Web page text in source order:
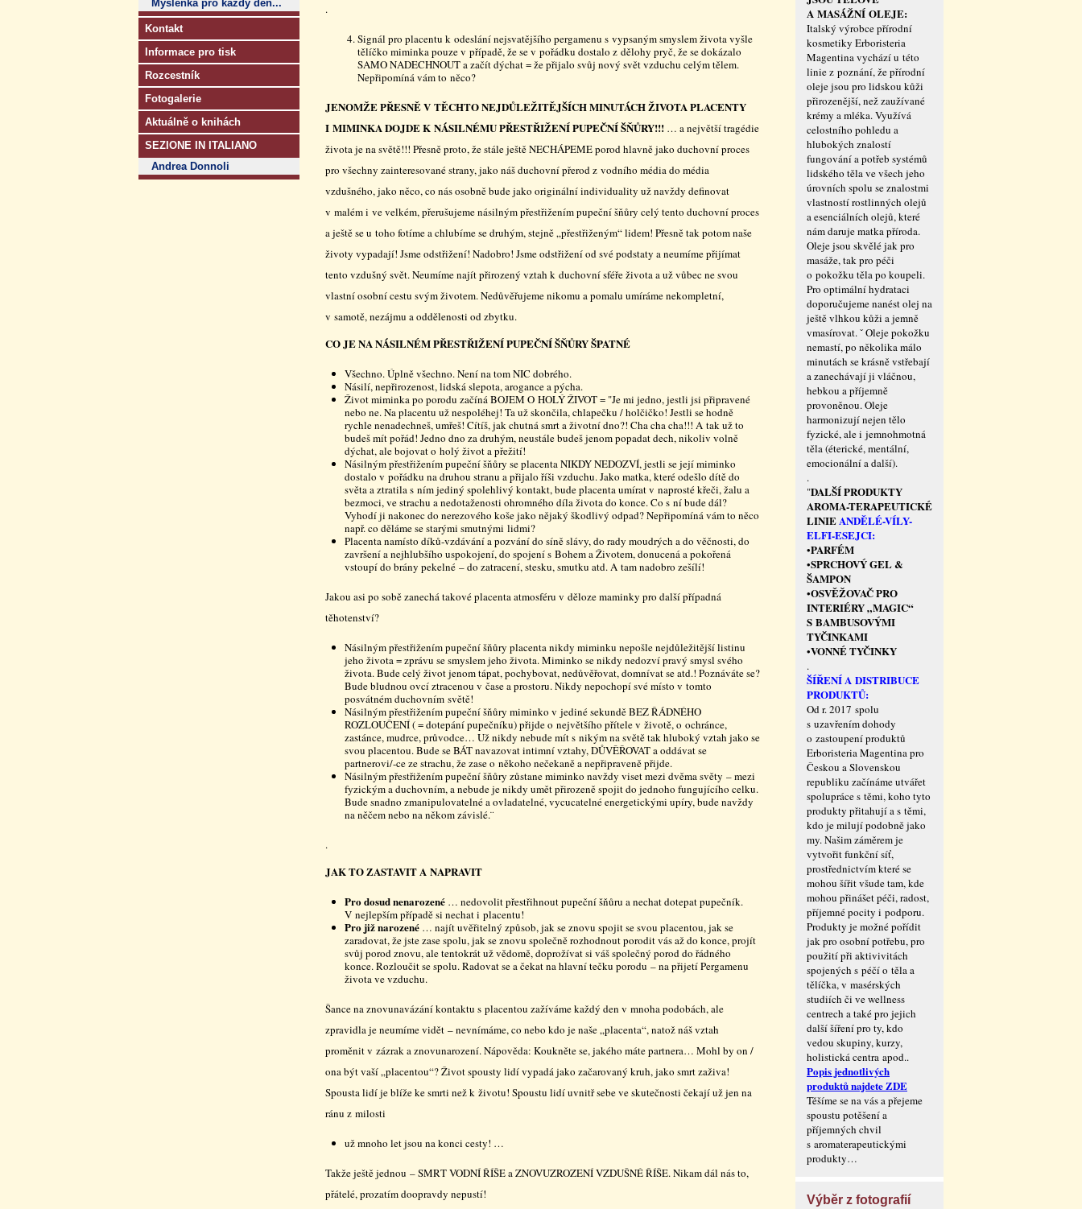
Myšlenka pro každý den...
Kontakt
Informace pro tisk
Rozcestník
Fotogalerie
Aktuálně o knihách
SEZIONE IN ITALIANO
Andrea Donnoli
.
Signál pro placentu k odeslání nejsvatějšího pergamenu s vypsaným smyslem života vyšle
tělíčko miminka pouze v případě, že se v pořádku dostalo z dělohy pryč, že se dokázalo
SAMO NADECHNOUT a začít dýchat = že přijalo svůj nový svět vzduchu celým tělem.
Nepřipomíná vám to něco?
JENOMŽE PŘESNĚ V TĚCHTO NEJDŮLEŽITĚJŠÍCH MINUTÁCH ŽIVOTA PLACENTY
I MIMINKA DOJDE K NÁSILNÉMU PŘESTŘIŽENÍ PUPEČNÍ ŠŇŮRY!!! … a největší tragédie
života je na světě!!! Přesně proto, že stále ještě NECHÁPEME porod hlavně jako duchovní proces
pro všechny zainteresované strany, jako náš duchovní přerod z vodního média do média
vzdušného, jako něco, co nás osobně bude jako originální individuality už navždy definovat
v malém i ve velkém, přerušujeme násilným přestřižením pupeční šňůry celý tento duchovní proces
a ještě se u toho fotíme a chlubíme se druhým, stejně „přestřiženým“ lidem! Přesně tak potom naše
životy vypadají! Jsme odstřižení! Nadobro! Jsme odstřižení od své podstaty a neumíme přijímat
tento vzdušný svět. Neumíme najít přirozený vztah k duchovní sféře života a už vůbec ne svou
vlastní osobní cestu svým životem. Nedůvěřujeme nikomu a pomalu umíráme nekompletní,
v samotě, nezájmu a oddělenosti od zbytku.
CO JE NA NÁSILNÉM PŘESTŘIŽENÍ PUPEČNÍ ŠŇŮRY ŠPATNÉ
Všechno. Úplně všechno. Není na tom NIC dobrého.
Násilí, nepřirozenost, lidská slepota, arogance a pýcha.
Život miminka po porodu začíná BOJEM O HOLÝ ŽIVOT = "Je mi jedno, jestli jsi připravené
nebo ne. Na placentu už nespoléhej! Ta už skončila, chlapečku / holčičko! Jestli se hodně
rychle nenadechneš, umřeš! Cítíš, jak chutná smrt a životní dno?! Cha cha cha!!! A tak už to
budeš mít pořád! Jedno dno za druhým, neustále budeš jenom popadat dech, nikoliv volně
dýchat, ale bojovat o holý život a přežití!
Násilným přestřižením pupeční šňůry se placenta NIKDY NEDOZVÍ, jestli se její miminko
dostalo v pořádku na druhou stranu a přijalo říši vzduchu. Jako matka, které odešlo dítě do
světa a ztratila s ním jediný spolehlivý kontakt, bude placenta umírat v naprosté křeči, žalu a
bezmoci, ve strachu a nedotaženosti ohromného díla života do konce. Co s ní bude dál?
Vyhodí ji nakonec do nerezového koše jako nějaký škodlivý odpad? Nepřipomíná vám to něco
např. co děláme se starými smutnými lidmi?
Placenta namísto díků-vzdávání a pozvání do síně slávy, do rady moudrých a do věčnosti, do
završení a nejhlubšího uspokojení, do spojení s Bohem a Životem, donucená a pokořená
vstoupí do brány pekelné – do zatracení, stesku, smutku atd. A tam nadobro zešílí!
Jakou asi po sobě zanechá takové placenta atmosféru v děloze maminky pro další případná
těhotenství?
Násilným přestřižením pupeční šňůry placenta nikdy miminku nepošle nejdůležitější listinu
jeho života = zprávu se smyslem jeho života. Miminko se nikdy nedozví pravý smysl svého
života. Bude celý život jenom tápat, pochybovat, nedůvěřovat, domnívat se atd.! Poznáváte se?
Bude bludnou ovcí ztracenou v čase a prostoru. Nikdy nepochopí své místo v tomto
posvátném duchovním světě!
Násilným přestřižením pupeční šňůry miminko v jediné sekundě BEZ ŘÁDNÉHO
ROZLOUČENÍ ( = dotepání pupečníku) přijde o největšího přítele v životě, o ochránce,
zastánce, mudrce, průvodce… Už nikdy nebude mít s nikým na světě tak hluboký vztah jako se
svou placentou. Bude se BÁT navazovat intimní vztahy, DŮVĚŘOVAT a oddávat se
partnerovi/-ce ze strachu, že zase o někoho nečekaně a nepřipraveně přijde.
Násilným přestřižením pupeční šňůry zůstane miminko navždy viset mezi dvěma světy – mezi
fyzickým a duchovním, a nebude je nikdy umět přirozeně spojit do jednoho fungujícího celku.
Bude snadno zmanipulovatelné a ovladatelné, vycucatelné energetickými upíry, bude navždy
na něčem nebo na někom závislé.¨
.
JAK TO ZASTAVIT A NAPRAVIT
Pro dosud nenarozené … nedovolit přestřihnout pupeční šňůru a nechat dotepat pupečník.
V nejlepším případě si nechat i placentu!
Pro již narozené … najít uvěřitelný způsob, jak se znovu spojit se svou placentou, jak se
zaradovat, že jste zase spolu, jak se znovu společně rozhodnout porodit vás až do konce, projít
svůj porod znovu, ale tentokrát už vědomě, doprožívat si váš společný porod do řádného
konce. Rozloučit se spolu. Radovat se a čekat na hlavní tečku porodu – na přijetí Pergamenu
života ve vzduchu.
Šance na znovunavázání kontaktu s placentou zažíváme každý den v mnoha podobách, ale
zpravidla je neumíme vidět – nevnímáme, co nebo kdo je naše „placenta“, natož náš vztah
proměnit v zázrak a znovunarození. Nápověda: Koukněte se, jakého máte partnera… Mohl by on /
ona být vaší „placentou“? Život spousty lidí vypadá jako začarovaný kruh, jako smrt zaživa!
Spousta lidí je blíže ke smrti než k životu! Spoustu lidí uvnitř sebe ve skutečnosti čekají už jen na
ránu z milosti
už mnoho let jsou na konci cesty! …
Takže ještě jednou – SMRT VODNÍ ŘÍŠE a ZNOVUZROZENÍ VZDUŠNÉ ŘÍŠE. Nikam dál nás to,
přátelé, prozatím doopravdy nepustí!
A MASÁŽNÍ OLEJE:
Italský výrobce přírodní
kosmetiky Erboristeria
Magentina vychází u této
linie z poznání, že přírodní
oleje jsou pro lidskou kůži
přirozenější, než zaužívané
krémy a mléka. Využívá
celostního pohledu a
hlubokých znalostí
fungování a potřeb systémů
lidského těla ve všech jeho
úrovních spolu se znalostmi
vlastností rostlinných olejů
a esenciálních olejů, které
nám daruje matka příroda.
Oleje jsou skvělé jak pro
masáže, tak pro péči
o pokožku těla po koupeli.
Pro optimální hydrataci
doporučujeme nanést olej na
ještě vlhkou kůži a jemně
vmasírovat. ˇ Oleje pokožku
nemastí, po několika málo
minutách se krásně vstřebají
a zanechávají ji vláčnou,
hebkou a příjemně
provoněnou. Oleje
harmonizují nejen tělo
fyzické, ale i jemnohmotná
těla (éterické, mentální,
emocionální a další).
.
"DALŠÍ PRODUKTY
AROMA-TERAPEUTICKÉ
LINIEANDĚLÉ-VÍLY-
ELFI-ESEJCI:
•PARFÉM
•SPRCHOVÝ GEL &
ŠAMPON
•OSVĚŽOVAČ PRO
INTERIÉRY „MAGIC“
S BAMBUSOVÝMI
TYČINKAMI
•VONNÉ TYČINKY
.
ŠÍŘENÍ A DISTRIBUCE
PRODUKTŮ:
Od r. 2017 spolu
s uzavřením dohody
o zastoupení produktů
Erboristeria Magentina pro
Českou a Slovenskou
republiku začínáme utvářet
spolupráce s těmi, koho tyto
produkty přitahují a s těmi,
kdo je milují podobně jako
my. Našim záměrem je
vytvořit funkční síť,
prostřednictvím které se
mohou šířit všude tam, kde
mohou přinášet péči, radost,
příjemné pocity i podporu.
Produkty je možné pořídit
jak pro osobní potřebu, pro
použití při aktivivitách
spojených s péčí o těla a
tělíčka, v masérských
studiích či ve wellness
centrech a také pro jejich
další šíření pro ty, kdo
vedou skupiny, kurzy,
holistická centra apod..
Popis jednotlivých
produktů najdete ZDE
Těšíme se na vás a přejeme
spoustu potěšení a
příjemných chvil
s aromaterape­utickými
produkty…
Výběr z fotografií